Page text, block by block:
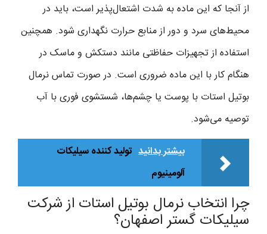
از آنجا که این ماده به شدت اشتعال‌پذیر است، باید در
محیط‌های سرد و دور از منابع حرارت نگهداری شود. همچنین
استفاده از تجهیزات حفاظتی مانند دستکش و ماسک در
هنگام کار با این ماده ضروری است. در صورت تماس نرمال
بوتیل استات با پوست یا چشم‌ها، شستشوی فوری با آب
توصیه می‌شود.
بیشتر بدانید تولید کننده سیلیکات
آلومینیوم
چرا انتخاب نرمال بوتیل استات از شرکت
سیلیکات گستر اصفهان؟